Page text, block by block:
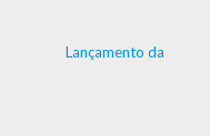
Lançamento da